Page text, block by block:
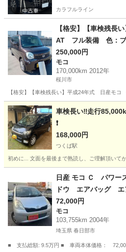
カラフルライン
【格安】【車検残
AT フル装備 色：
社外アルミ レーダー
月 絶好調！
250,000円
モコ
170,000km 2012年
桜川市
【格安】【車検残長い】平成24年式 日産モ
茨城 桜川市 モコ
車検長い‼️走行
❗️
168,000円
つくば駅
初めに... 文面を最後まで熟読し、ご理解頂いて
つくば駅 日産
日産 モコ Ｃ パワー
ドウ エアバッグ
ビ ＣＤ ＤＶＤ Ｅ
72,000円
モコ
103,755km 2004年
埼玉県 春日部市
■ 支払総額: 9.5万円 ■ 車両本体価格：